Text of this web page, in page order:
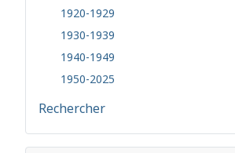
1920-1929
1930-1939
1940-1949
1950-2025
Rechercher